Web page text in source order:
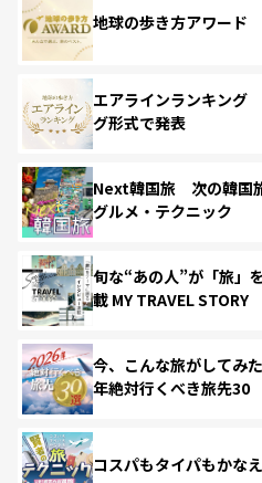
地球の歩き方アワード
エアラインランキング
グ形式で発表
Next韓国旅 次の韓国
グルメ・テクニック
旬な“あの人”が「旅」
載 MY TRAVEL STORY
今、こんな旅がしてみ
年絶対行くべき旅先30
コスパもタイパもかな